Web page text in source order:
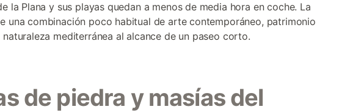
la Plana y sus playas quedan a menos de media hora en coche. La
una combinación poco habitual de arte contemporáneo, patrimonio
naturaleza mediterránea al alcance de un paseo corto.
de piedra y masías del